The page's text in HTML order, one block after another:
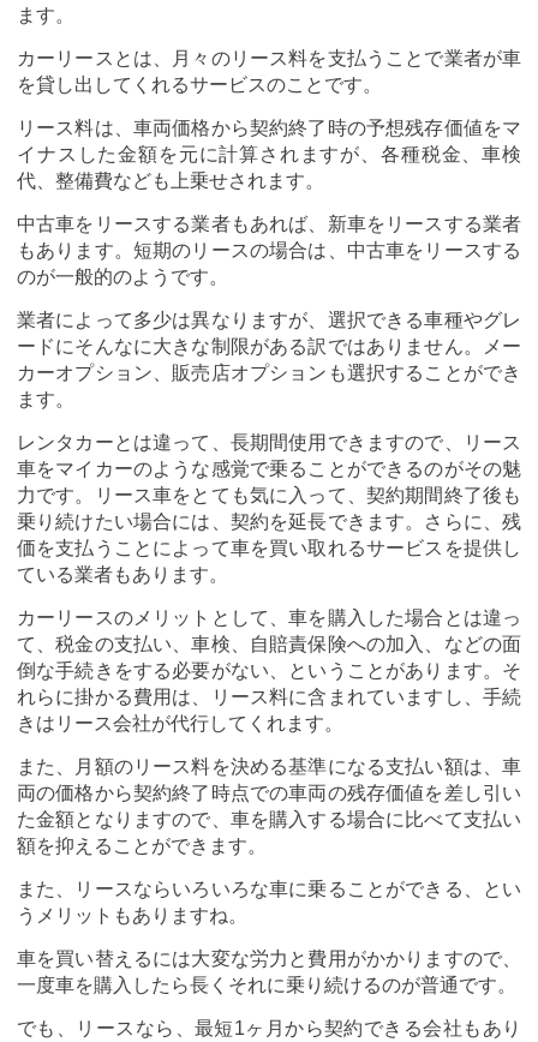
ます。
カーリースとは、月々のリース料を支払うことで業者が車
を貸し出してくれるサービスのことです。
リース料は、車両価格から契約終了時の予想残存価値をマ
イナスした金額を元に計算されますが、各種税金、車検
代、整備費なども上乗せされます。
中古車をリースする業者もあれば、新車をリースする業者
もあります。短期のリースの場合は、中古車をリースする
のが一般的のようです。
業者によって多少は異なりますが、選択できる車種やグレ
ードにそんなに大きな制限がある訳ではありません。メー
カーオプション、販売店オプションも選択することができ
ます。
レンタカーとは違って、長期間使用できますので、リース
車をマイカーのような感覚で乗ることができるのがその魅
力です。リース車をとても気に入って、契約期間終了後も
乗り続けたい場合には、契約を延長できます。さらに、残
価を支払うことによって車を買い取れるサービスを提供し
ている業者もあります。
カーリースのメリットとして、車を購入した場合とは違っ
て、税金の支払い、車検、自賠責保険への加入、などの面
倒な手続きをする必要がない、ということがあります。そ
れらに掛かる費用は、リース料に含まれていますし、手続
きはリース会社が代行してくれます。
また、月額のリース料を決める基準になる支払い額は、車
両の価格から契約終了時点での車両の残存価値を差し引い
た金額となりますので、車を購入する場合に比べて支払い
額を抑えることができます。
また、リースならいろいろな車に乗ることができる、とい
うメリットもありますね。
車を買い替えるには大変な労力と費用がかかりますので、
一度車を購入したら長くそれに乗り続けるのが普通です。
でも、リースなら、最短1ヶ月から契約できる会社もあり